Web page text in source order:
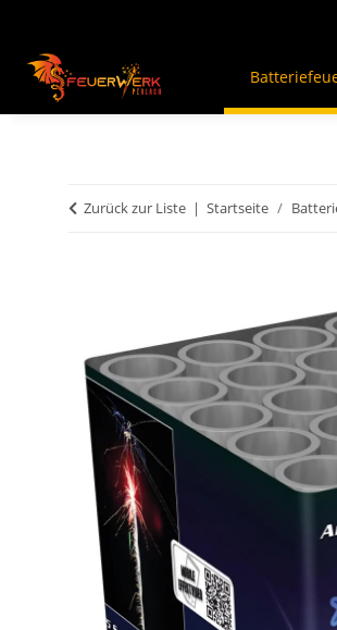
Zurück zur Liste Startseite
An dieser Stelle findest Du
Inhalte von Drittanbietern
zur Privatssphäre "Alle